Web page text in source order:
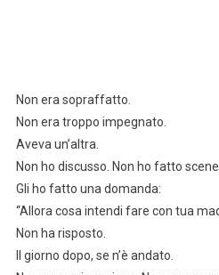
Non era sopraffatto.
Non era troppo impegnato.
Aveva un’altra.
Non ho discusso. Non ho fatto scene.
Gli ho fatto una domanda:
“Allora cosa intendi fare con tua
Non ha risposto.
Il giorno dopo, se n’è andato.